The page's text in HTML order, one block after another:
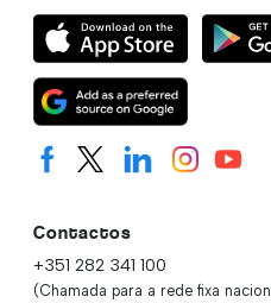
Contactos
+351 282 341 100
(Chamada para a rede fixa